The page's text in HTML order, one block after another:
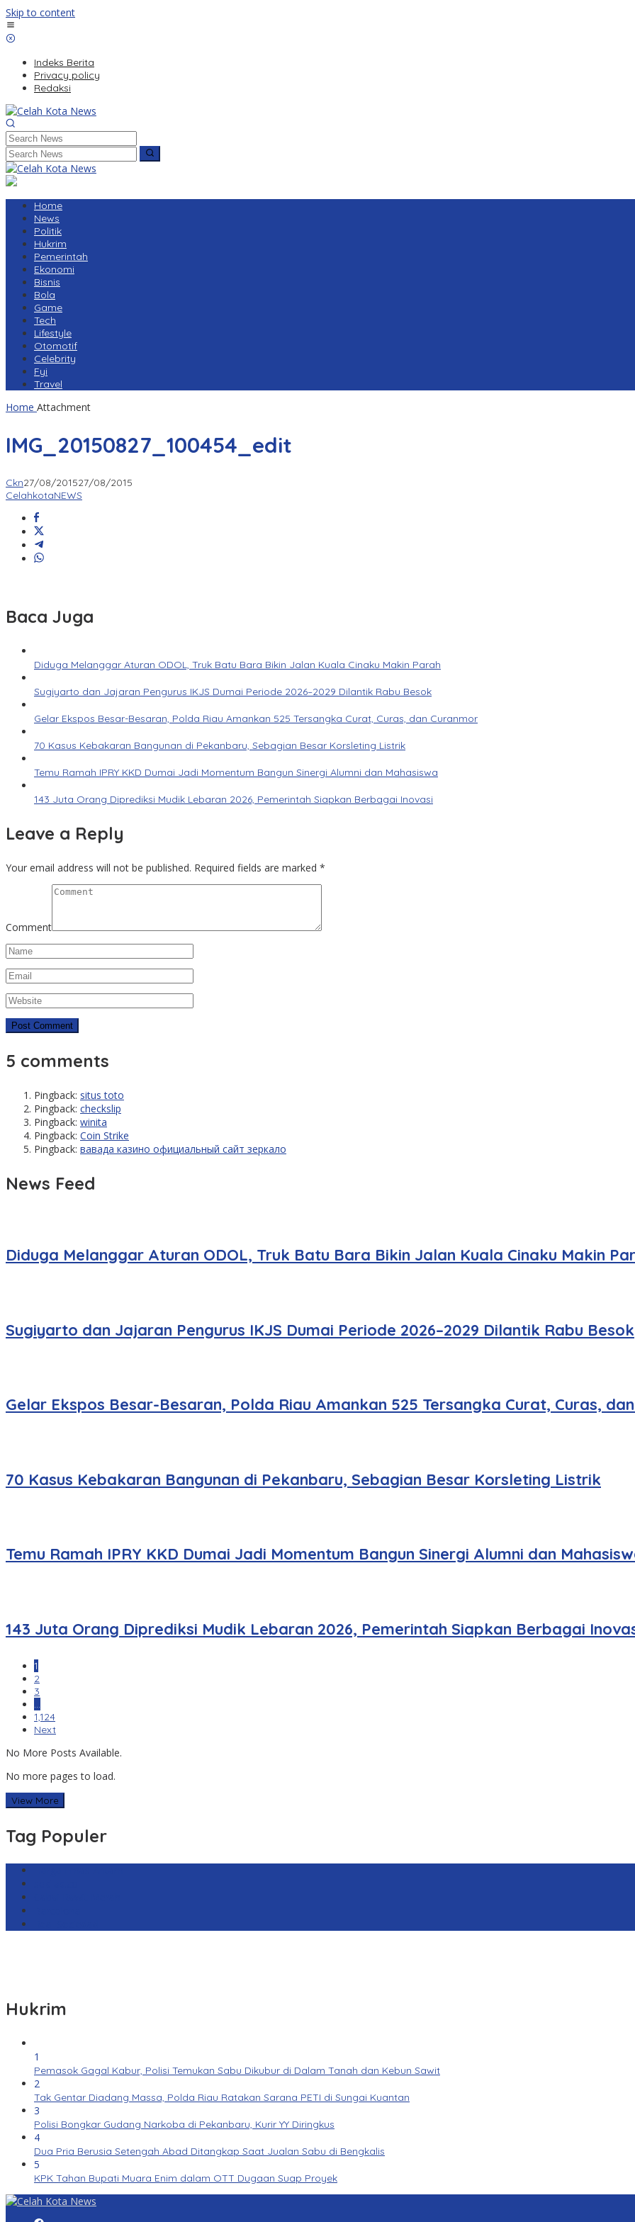
Skip to content
Indeks Berita
Privacy policy
Redaksi
Home
News
Politik
Hukrim
Pemerintah
Ekonomi
Bisnis
Bola
Game
Tech
Lifestyle
Otomotif
Celebrity
Fyi
Travel
Home Attachment
IMG_20150827_100454_edit
Ckn27/08/201527/08/2015
CelahkotaNEWS
Baca Juga
Diduga Melanggar Aturan ODOL, Truk Batu Bara Bikin Jalan Kuala Cinaku Makin Parah
Sugiyarto dan Jajaran Pengurus IKJS Dumai Periode 2026–2029 Dilantik Rabu Besok
Gelar Ekspos Besar-Besaran, Polda Riau Amankan 525 Tersangka Curat, Curas, dan Curanmor
70 Kasus Kebakaran Bangunan di Pekanbaru, Sebagian Besar Korsleting Listrik
Temu Ramah IPRY KKD Dumai Jadi Momentum Bangun Sinergi Alumni dan Mahasiswa
143 Juta Orang Diprediksi Mudik Lebaran 2026, Pemerintah Siapkan Berbagai Inovasi
Leave a Reply
Your email address will not be published. Required fields are marked *
Comment
5 comments
Pingback: situs toto
Pingback: checkslip
Pingback: winita
Pingback: Coin Strike
Pingback: вавада казино официальный сайт зеркало
News Feed
Diduga Melanggar Aturan ODOL, Truk Batu Bara Bikin Jalan Kuala Cinaku Makin
Sugiyarto dan Jajaran Pengurus IKJS Dumai Periode 2026–2029 Dilantik Rabu Besok
Gelar Ekspos Besar-Besaran, Polda Riau Amankan 525 Tersangka Curat, Curas,
70 Kasus Kebakaran Bangunan di Pekanbaru, Sebagian Besar Korsleting Listrik
Temu Ramah IPRY KKD Dumai Jadi Momentum Bangun Sinergi Alumni dan
143 Juta Orang Diprediksi Mudik Lebaran 2026, Pemerintah Siapkan Berbagai
1
2
3
…
1,124
Next
No More Posts Available.
No more pages to load.
View More
Tag Populer
Hukrim
1
Pemasok Gagal Kabur, Polisi Temukan Sabu Dikubur di Dalam Tanah dan Kebun Sawit
2
Tak Gentar Diadang Massa, Polda Riau Ratakan Sarana PETI di Sungai Kuantan
3
Polisi Bongkar Gudang Narkoba di Pekanbaru, Kurir YY Diringkus
4
Dua Pria Berusia Setengah Abad Ditangkap Saat Jualan Sabu di Bengkalis
5
KPK Tahan Bupati Muara Enim dalam OTT Dugaan Suap Proyek